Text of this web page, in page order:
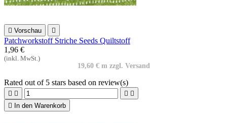
 Vorschau 
Patchworkstoff Striche Seeds Quiltstoff
1,96 €
(inkl. MwSt.)
19,60 € m zzgl. Versand
Rated out of 5 stars based on review(s)
   

In den Warenkorb